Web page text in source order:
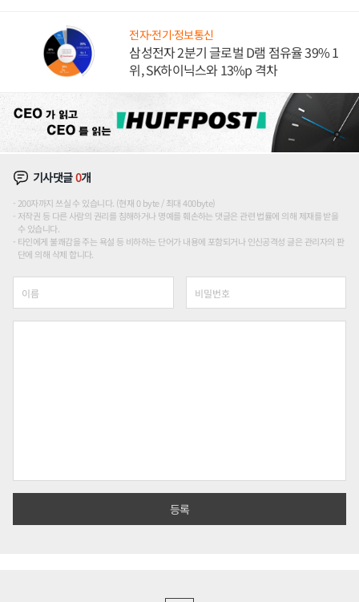
전자·전기·정보통신
삼성전자 2분기 글로벌 D램 점유율 39% 1
위, SK하이닉스와 13%p 격차
기사댓글0개
200자까지 쓰실 수 있습니다. (현재 0 byte / 최대 400byte)
저작권 등 다른 사람의 권리를 침해하거나 명예를 훼손하는 댓글은 관련 법률에 의해 제재를 받을
수 있습니다.
타인에게 불쾌감을 주는 욕설 등 비하하는 단어가 내용에 포함되거나 인신공격성 글은 관리자의 판
단에 의해 삭제 합니다.